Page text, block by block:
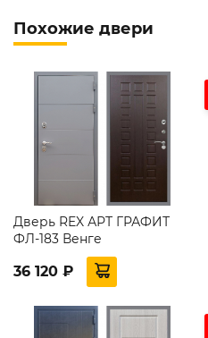
Похожие двери
Дверь REX АРТ ГРАФИТ
ФЛ-183 Венге
36 120 ₽